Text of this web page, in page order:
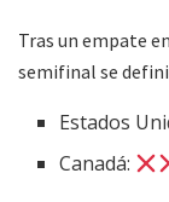
Tras un empate
semifinal se
Estados
Canadá: